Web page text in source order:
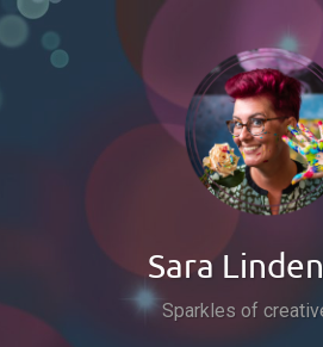
Naar
inhoud
Zoeken
Sara
Sparkles of